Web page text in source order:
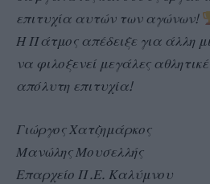
επιτυχία αυτών των αγώνων!
Η Πάτμος απέδειξε για άλλη
να φιλοξενεί μεγάλες
απόλυτη επιτυχία!
Γιώργος Χατζημάρκος
Μανώλης Μουσελλής
Επαρχείο Π.Ε. Καλύμνου